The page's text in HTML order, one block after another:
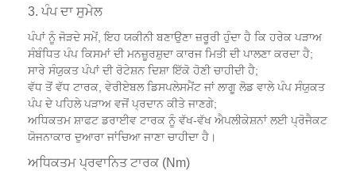
3. ਪੰਪ ਦਾ ਸੁਮੇਲ
ਪੰਪਾਂ ਨੂੰ ਜੋੜਦੇ ਸਮੇਂ, ਇਹ ਯਕੀਨੀ ਬਣਾਉਣਾ ਜ਼ਰੂਰੀ ਹੁੰਦਾ ਹੈ ਕਿ ਹਰੇਕ ਪੜਾਅ
ਸੰਬੰਧਿਤ ਪੰਪ ਕਿਸਮਾਂ ਦੀ ਮਨਜ਼ੂਰਸ਼ੁਦਾ ਕਾਰਜ ਮਿਤੀ ਦੀ ਪਾਲਣਾ ਕਰਦਾ ਹੈ;
ਸਾਰੇ ਸੰਯੁਕਤ ਪੰਪਾਂ ਦੀ ਰੋਟੇਸ਼ਨ ਦਿਸ਼ਾ ਇੱਕੋ ਹੋਣੀ ਚਾਹੀਦੀ ਹੈ;
ਵੱਧ ਤੋਂ ਵੱਧ ਟਾਰਕ, ਵੇਰੀਏਬਲ ਡਿਸਪਲੇਸਮੈਂਟ ਜਾਂ ਲਾਗੂ ਲੋਡ ਵਾਲੇ ਪੰਪ ਸੰਯੁਕਤ
ਪੰਪ ਦੇ ਪਹਿਲੇ ਪੜਾਅ ਵਜੋਂ ਪ੍ਰਦਾਨ ਕੀਤੇ ਜਾਣਗੇ;
ਅਧਿਕਤਮ ਸ਼ਾਫਟ ਡਰਾਈਵ ਟਾਰਕ ਨੂੰ ਵੱਖ-ਵੱਖ ਐਪਲੀਕੇਸ਼ਨਾਂ ਲਈ ਪ੍ਰੋਜੈਕਟ
ਯੋਜਨਾਕਾਰ ਦੁਆਰਾ ਜਾਂਚਿਆ ਜਾਣਾ ਚਾਹੀਦਾ ਹੈ।
ਅਧਿਕਤਮ ਪ੍ਰਵਾਨਿਤ ਟਾਰਕ (Nm)